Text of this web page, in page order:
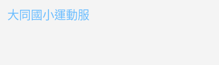
大同國小運動服